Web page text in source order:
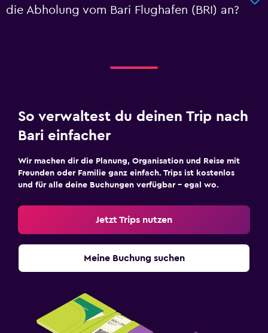
die Abholung vom Bari Flughafen (BRI) an?
So verwaltest du deinen Trip nach
Bari einfacher
Wir machen dir die Planung, Organisation und Reise mit
Freunden oder Familie ganz einfach. Trips ist kostenlos
und für alle deine Buchungen verfügbar – egal wo.
Jetzt Trips nutzen
Meine Buchung suchen